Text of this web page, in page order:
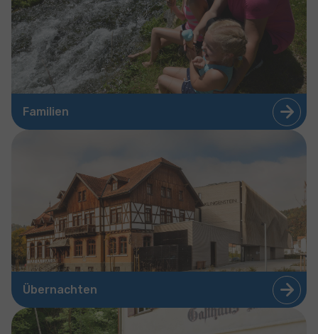
Familien
Übernachten